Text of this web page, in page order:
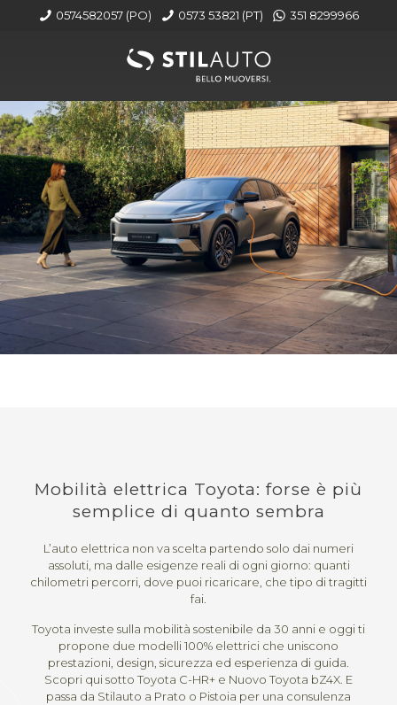
0574582057 (PO) 0573 53821 (PT) 351 8299966
Mobilità elettrica Toyota: forse è più
semplice di quanto sembra
L’auto elettrica non va scelta partendo solo dai numeri
assoluti, ma dalle esigenze reali di ogni giorno: quanti
chilometri percorri, dove puoi ricaricare, che tipo di tragitti
fai.
Toyota investe sulla mobilità sostenibile da 30 anni e oggi ti
propone due modelli 100% elettrici che uniscono
prestazioni, design, sicurezza ed esperienza di guida.
Scopri qui sotto Toyota C-HR+ e Nuovo Toyota bZ4X. E
passa da Stilauto a Prato o Pistoia per una consulenza